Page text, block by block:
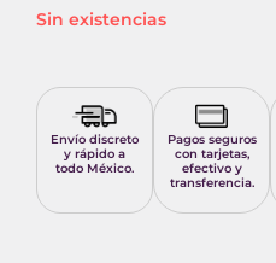
Sin existencias
Envío discreto
y rápido a
todo México.
Pagos seguros
con tarjetas,
efectivo y
transferencia.